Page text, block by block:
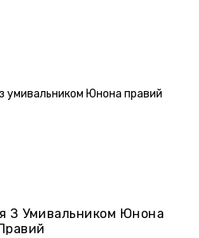
З Умивальником Юнона